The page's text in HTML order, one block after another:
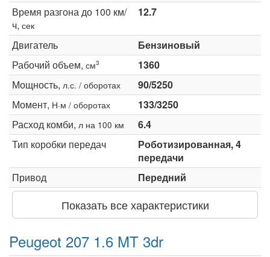
Время разгона до 100 км/
ч, сек
12.7
Двигатель
Бензиновый
Рабочий объем, см3
1360
Мощность, л.с. / оборотах
90/5250
Момент, Н·м / оборотах
133/3250
Расход комби, л на 100 км
6.4
Тип коробки передач
Роботизированная, 4
передачи
Привод
Передний
Показать все характеристики
Peugeot 207 1.6 MT 3dr